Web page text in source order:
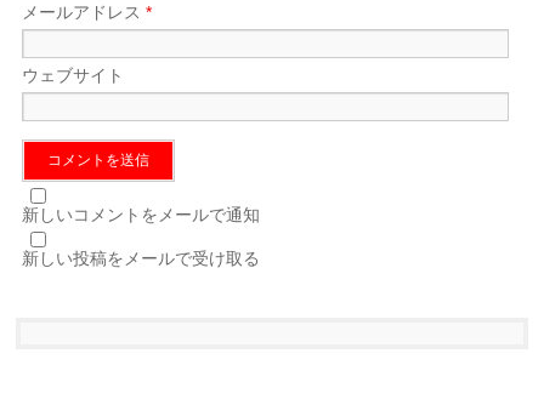
メールアドレス*
ウェブサイト
新しいコメントをメールで通知
新しい投稿をメールで受け取る